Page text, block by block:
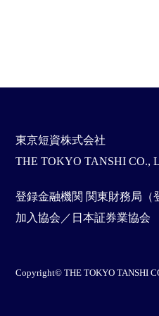
東京短資株式会社
THE TOKYO TANSHI CO.,
登録金融機関 関東財務局（
加入協会／日本証券業協会
Copyright© THE TOKYO TANSHI